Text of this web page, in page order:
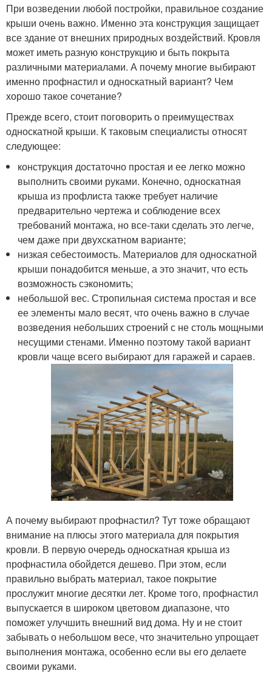
При возведении любой постройки, правильное создание
крыши очень важно. Именно эта конструкция защищает
все здание от внешних природных воздействий. Кровля
может иметь разную конструкцию и быть покрыта
различными материалами. А почему многие выбирают
именно профнастил и односкатный вариант? Чем
хорошо такое сочетание?
Прежде всего, стоит поговорить о преимуществах
односкатной крыши. К таковым специалисты относят
следующее:
конструкция достаточно простая и ее легко можно
выполнить своими руками. Конечно, односкатная
крыша из профлиста также требует наличие
предварительно чертежа и соблюдение всех
требований монтажа, но все-таки сделать это легче,
чем даже при двухскатном варианте;
низкая себестоимость. Материалов для односкатной
крыши понадобится меньше, а это значит, что есть
возможность сэкономить;
небольшой вес. Стропильная система простая и все
ее элементы мало весят, что очень важно в случае
возведения небольших строений с не столь мощными
несущими стенами. Именно поэтому такой вариант
кровли чаще всего выбирают для гаражей и сараев.
А почему выбирают профнастил? Тут тоже обращают
внимание на плюсы этого материала для покрытия
кровли. В первую очередь односкатная крыша из
профнастила обойдется дешево. При этом, если
правильно выбрать материал, такое покрытие
прослужит многие десятки лет. Кроме того, профнастил
выпускается в широком цветовом диапазоне, что
поможет улучшить внешний вид дома. Ну и не стоит
забывать о небольшом весе, что значительно упрощает
выполнения монтажа, особенно если вы его делаете
своими руками.